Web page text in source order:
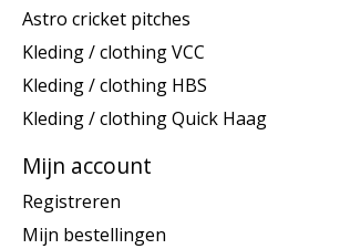
Astro cricket pitches
Kleding / clothing VCC
Kleding / clothing HBS
Kleding / clothing Quick Haag
Mijn account
Registreren
Mijn bestellingen